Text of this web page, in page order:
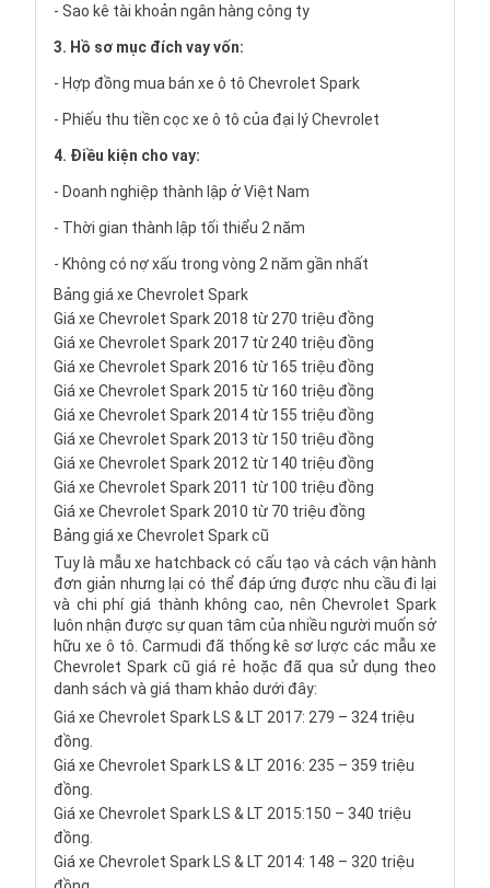
- Sao kê tài khoản ngân hàng công ty
3. Hồ sơ mục đích vay vốn:
- Hợp đồng mua bán xe ô tô Chevrolet Spark
- Phiếu thu tiền cọc xe ô tô của đại lý Chevrolet
4. Điều kiện cho vay:
- Doanh nghiệp thành lập ở Việt Nam
- Thời gian thành lập tối thiểu 2 năm
- Không có nợ xấu trong vòng 2 năm gần nhất
Bảng giá xe Chevrolet Spark
Giá xe Chevrolet Spark 2018 từ 270 triệu đồng
Giá xe Chevrolet Spark 2017 từ 240 triệu đồng
Giá xe Chevrolet Spark 2016 từ 165 triệu đồng
Giá xe Chevrolet Spark 2015 từ 160 triệu đồng
Giá xe Chevrolet Spark 2014 từ 155 triệu đồng
Giá xe Chevrolet Spark 2013 từ 150 triệu đồng
Giá xe Chevrolet Spark 2012 từ 140 triệu đồng
Giá xe Chevrolet Spark 2011 từ 100 triệu đồng
Giá xe Chevrolet Spark 2010 từ 70 triệu đồng
Bảng giá xe Chevrolet Spark cũ
Tuy là mẫu xe hatchback có cấu tạo và cách vận hành
đơn giản nhưng lại có thể đáp ứng được nhu cầu đi lại
và chi phí giá thành không cao, nên Chevrolet Spark
luôn nhận được sự quan tâm của nhiều người muốn sở
hữu xe ô tô. Carmudi đã thống kê sơ lược các mẫu xe
Chevrolet Spark cũ giá rẻ hoặc đã qua sử dụng theo
danh sách và giá tham khảo dưới đây:
Giá xe Chevrolet Spark LS & LT 2017: 279 – 324 triệu
đồng.
Giá xe Chevrolet Spark LS & LT 2016: 235 – 359 triệu
đồng.
Giá xe Chevrolet Spark LS & LT 2015:150 – 340 triệu
đồng.
Giá xe Chevrolet Spark LS & LT 2014: 148 – 320 triệu